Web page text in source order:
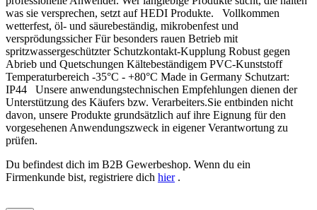
was sie versprechen, setzt auf HEDI Produkte. Vollkommen
wetterfest, öl- und säurebeständig, mikrobenfest und
versprödungssicher Für besonders rauen Betrieb mit
spritzwassergeschützter Schutzkontakt-Kupplung Robust gegen
Abrieb und Quetschungen Kältebeständigem PVC-Kunststoff
Temperaturbereich -35°C - +80°C Made in Germany Schutzart:
IP44 Unsere anwendungstechnischen Empfehlungen dienen der
Unterstützung des Käufers bzw. Verarbeiters.Sie entbinden nicht
davon, unsere Produkte grundsätzlich auf ihre Eignung für den
vorgesehenen Anwendungszweck in eigener Verantwortung zu
prüfen.
Du befindest dich im B2B Gewerbeshop. Wenn du ein
Firmenkunde bist, registriere dich hier.